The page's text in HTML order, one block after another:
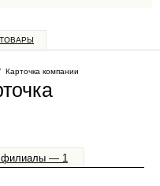
ТОВАРЫ
Карточка компании
— 1